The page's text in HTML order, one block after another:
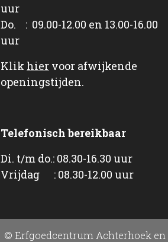
uur
Do. : 09.00-12.00 en 13.00-16.00
uur
Klik hier voor afwijkende
openingstijden.
Telefonisch bereikbaar
Di. t/m do.: 08.30-16.30 uur
Vrijdag : 08.30-12.00 uur
© Erfgoedcentrum Achterhoek en